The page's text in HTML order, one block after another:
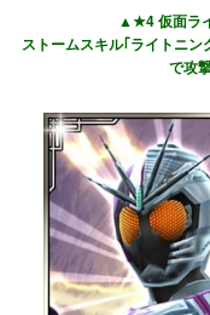
▲★4 仮面ラ
ストームスキル｢ライトニ
で攻